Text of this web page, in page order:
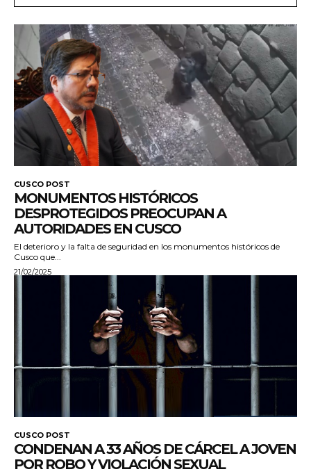
CUSCO POST
MONUMENTOS HISTÓRICOS
DESPROTEGIDOS PREOCUPAN A
AUTORIDADES EN CUSCO
El deterioro y la falta de seguridad en los monumentos históricos de
Cusco que...
21/02/2025
CUSCO POST
CONDENAN A 33 AÑOS DE CÁRCEL A JOVEN
POR ROBO Y VIOLACIÓN SEXUAL